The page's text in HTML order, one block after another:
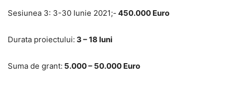
Sesiunea 3: 3-30 Iunie 2021;- 450.000 Euro
Durata proiectului: 3 – 18 luni
Suma de grant: 5.000 – 50.000 Euro